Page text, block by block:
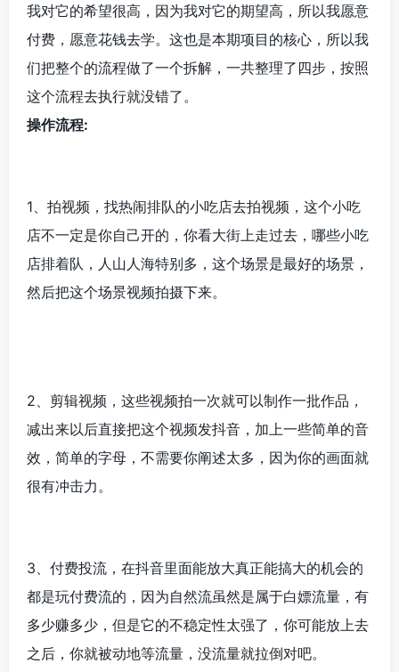
我对它的希望很高，因为我对它的期望高，所以我愿意
付费，愿意花钱去学。这也是本期项目的核心，所以我
们把整个的流程做了一个拆解，一共整理了四步，按照
这个流程去执行就没错了。
操作流程:
1、拍视频，找热闹排队的小吃店去拍视频，这个小吃
店不一定是你自己开的，你看大街上走过去，哪些小吃
店排着队，人山人海特别多，这个场景是最好的场景，
然后把这个场景视频拍摄下来。
2、剪辑视频，这些视频拍一次就可以制作一批作品，
减出来以后直接把这个视频发抖音，加上一些简单的音
效，简单的字母，不需要你阐述太多，因为你的画面就
很有冲击力。
3、付费投流，在抖音里面能放大真正能搞大的机会的
都是玩付费流的，因为自然流虽然是属于白嫖流量，有
多少赚多少，但是它的不稳定性太强了，你可能放上去
之后，你就被动地等流量，没流量就拉倒对吧。